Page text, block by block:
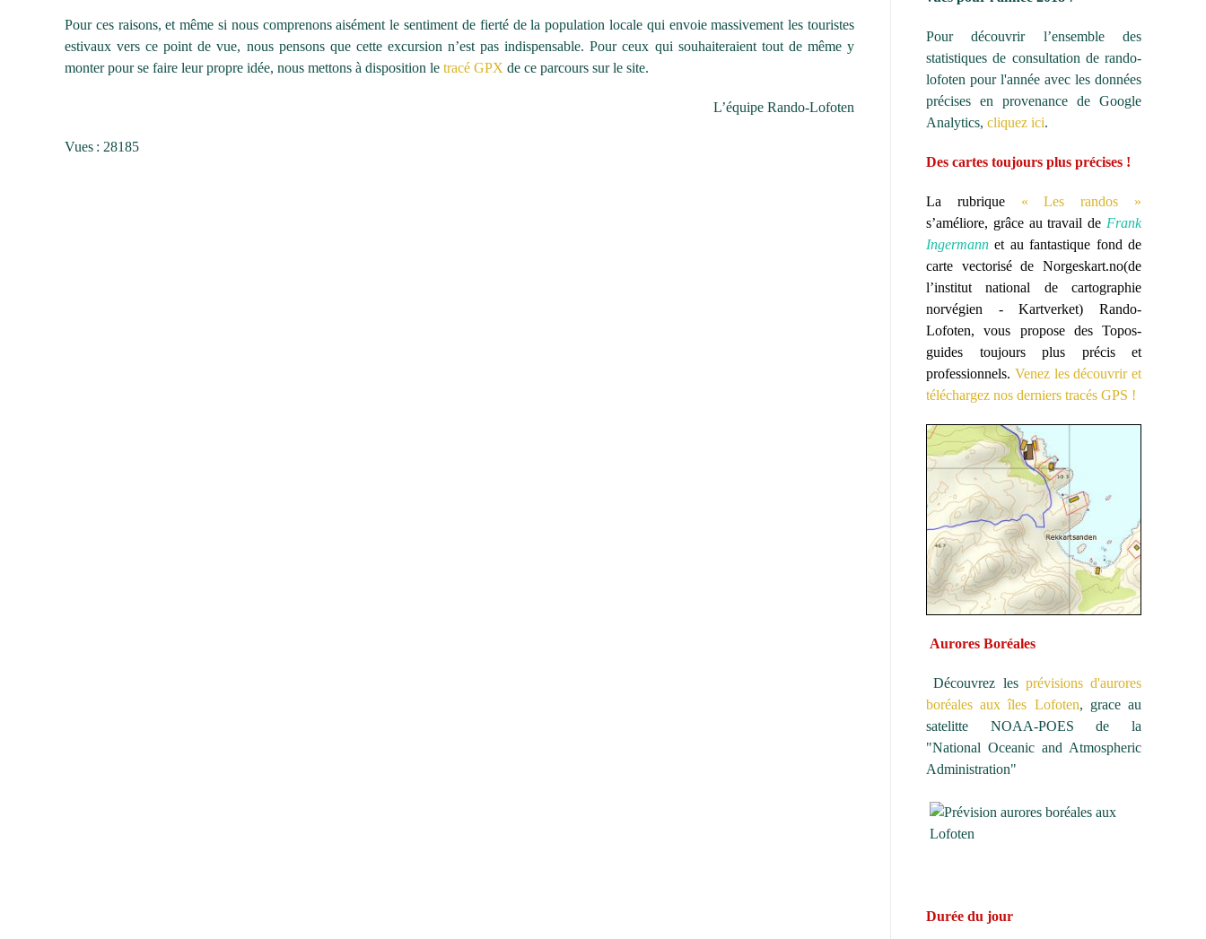
Pour ces raisons, et même si nous comprenons aisément le sentiment de fierté de la population locale qui envoie massivement les touristes
estivaux vers ce point de vue, nous pensons que cette excursion n’est pas indispensable. Pour ceux qui souhaiteraient tout de même y
monter pour se faire leur propre idée, nous mettons à disposition le tracé GPX de ce parcours sur le site.
L’équipe Rando-Lofoten
Vues : 28185
Pour découvrir l’ensemble des
statistiques de consultation de rando-
lofoten pour l'année avec les données
précises en provenance de Google
Analytics, cliquez ici.
Des cartes toujours plus précises !
La rubrique « Les randos »
s’améliore, grâce au travail de Frank
Ingermann et au fantastique fond de
carte vectorisé de Norgeskart.no(de
l’institut national de cartographie
norvégien - Kartverket) Rando-
Lofoten, vous propose des Topos-
guides toujours plus précis et
professionnels. Venez les découvrir et
téléchargez nos derniers tracés GPS !
Aurores Boréales
Découvrez les prévisions d'aurores
boréales aux îles Lofoten, grace au
satelitte NOAA-POES de la
"National Oceanic and Atmospheric
Administration"
Durée du jour